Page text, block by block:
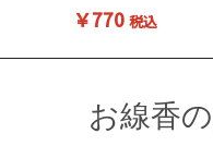
￥770 税込
お線香